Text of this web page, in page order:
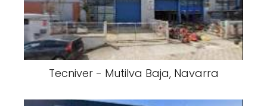
Tecniver - Mutilva Baja, Navarra